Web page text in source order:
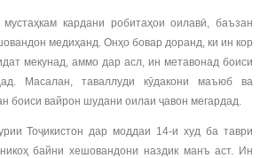
кардани робитаҳои оилавӣ, баъзан
медиҳанд. Онҳо бовар доранд, ки ин кор
мекунад, аммо дар асл, ин метавонад боиси
Масалан, таваллуди кӯдакони маъюб ва
боиси вайрон шудани оилаи ҷавон мегардад.
Тоҷикистон дар моддаи 14-и худ ба таври
байни хешовандони наздик манъ аст. Ин